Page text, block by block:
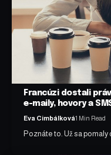
Francúzi dostali
e-maily, hovory a
Eva Cimbálková1 Min Read
Poznáte to. Už sa pomaly